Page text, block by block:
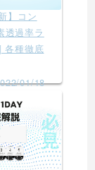
】コン
透過率ラ
各種徹底
01/18